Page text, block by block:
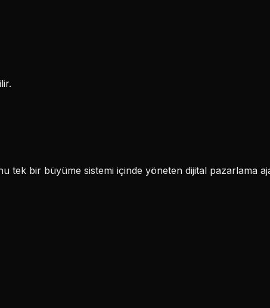
tek bir büyüme sistemi içinde yöneten dijital pazarlama